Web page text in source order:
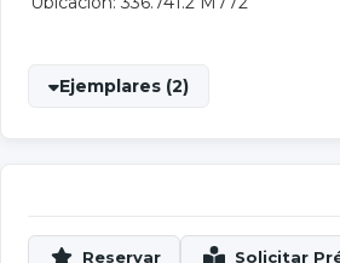
Ejemplares (2)